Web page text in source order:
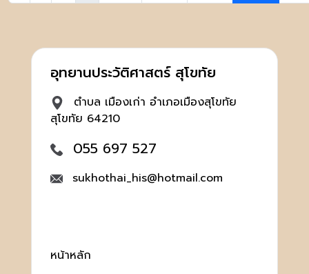
อุทยานประวัติศาสตร์ สุโขทัย
ตำบล เมืองเก่า อำเภอเมืองสุโขทัย
สุโขทัย 64210
055 697 527
sukhothai_his@hotmail.com
หน้าหลัก